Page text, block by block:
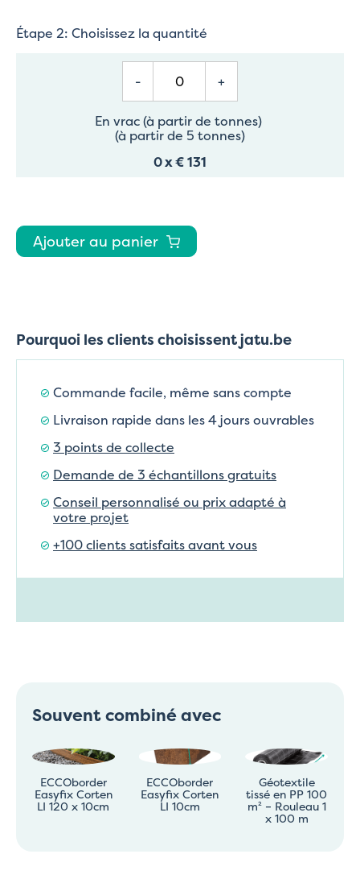
Étape 2: Choisissez la quantité
- +
En vrac (à partir de tonnes)
(à partir de 5 tonnes)
0x€ 131
Ajouter au panier
Pourquoi les clients choisissent jatu.be
Commande facile, même sans compte
Livraison rapide dans les 4 jours ouvrables
3 points de collecte
Demande de 3 échantillons gratuits
Conseil personnalisé ou prix adapté à
votre projet
+100 clients satisfaits avant vous
Souvent combiné avec
ECCOborder
Easyfix Corten
LI 120 x 10cm
ECCOborder
Easyfix Corten
LI 10cm
Géotextile
tissé en PP 100
m² – Rouleau 1
x 100 m